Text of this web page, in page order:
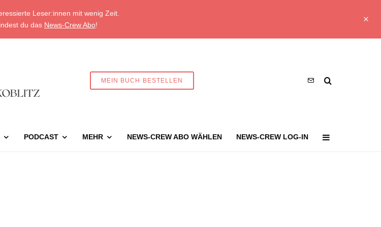
Leser:innen mit wenig Zeit.
du das News-Crew Abo!
MEIN BUCH BESTELLEN
PODCAST MEHR NEWS-CREW ABO WÄHLEN NEWS-CREW LOG-IN